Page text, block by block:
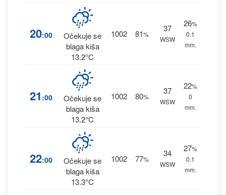
20:00
Očekuje se
blaga kiša
13.2°C
1002 81%
37
WSW
26%
0.1
mm.
21 :00
Očekuje se
blaga kiša
13.2°C
1002 80%
37
WSW
22%
0
mm.
22:00
Očekuje se
blaga kiša
13.3°C
1002 77%
34
WSW
27%
0.1
mm.